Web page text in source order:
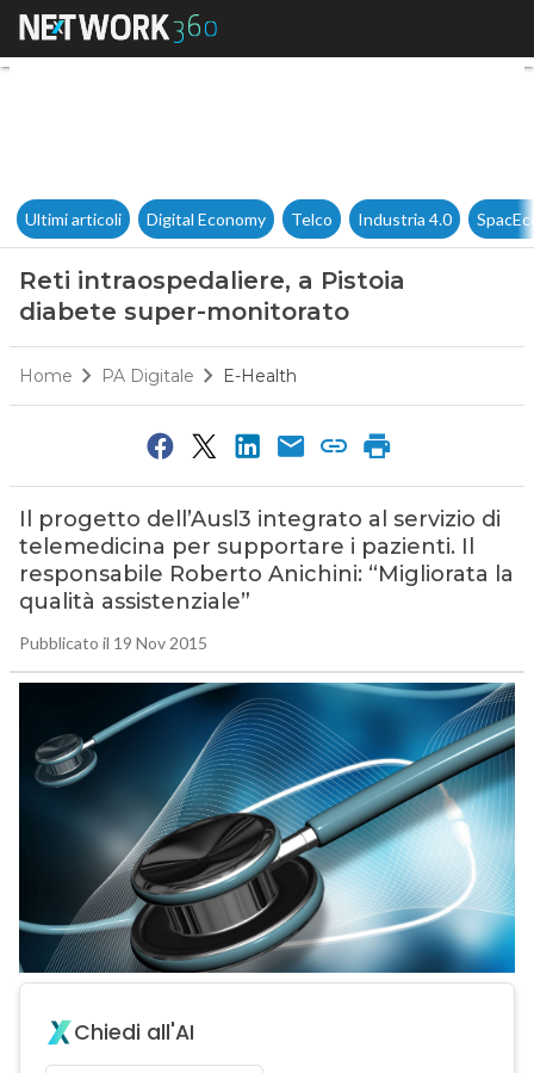
Reti intraospedaliere, a
Ultimi articoli Digital Economy Telco Industria 4.0
Reti intraospedaliere, a Pistoia
diabete super-monitorato
Home PA Digitale E-Health
Il progetto dell’Ausl3 integrato al servizio di
telemedicina per supportare i pazienti. Il
responsabile Roberto Anichini: “Migliorata la
qualità assistenziale”
Pubblicato il 19 Nov 2015
Chiedi all'AI